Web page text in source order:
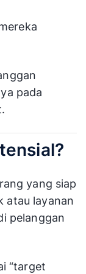
pada
yang siap
atau layanan
pelanggan
“target